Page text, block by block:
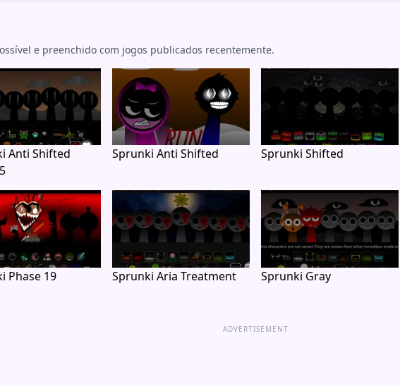
e preenchido com jogos publicados recentemente.
Anti Shifted
Sprunki Anti Shifted Sprunki Shifted
Phase 19 Sprunki Aria Treatment Sprunki Gray
ADVERTISEMENT